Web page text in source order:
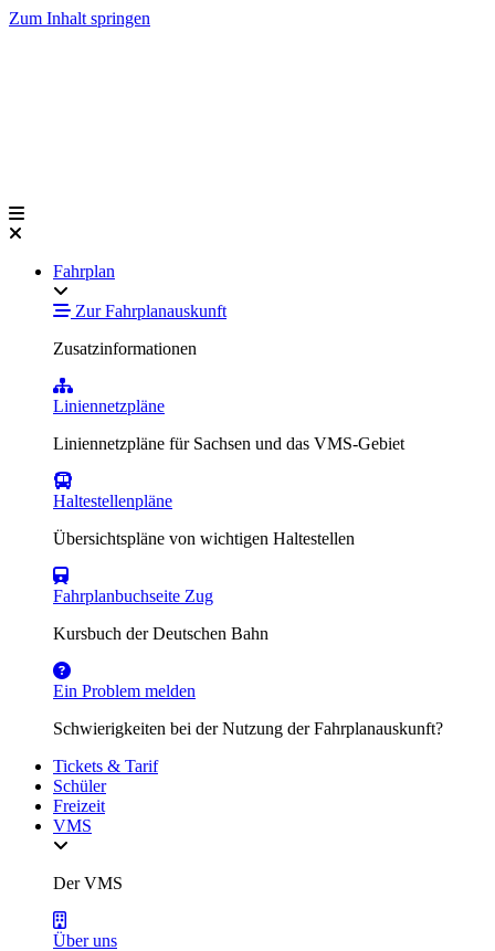
Zum Inhalt springen
Fahrplan
Zur Fahrplanauskunft
Zusatzinformationen
Liniennetzpläne
Liniennetzpläne für Sachsen und das VMS-Gebiet
Haltestellenpläne
Übersichtspläne von wichtigen Haltestellen
Fahrplanbuchseite Zug
Kursbuch der Deutschen Bahn
Ein Problem melden
Schwierigkeiten bei der Nutzung der Fahrplanauskunft?
Tickets & Tarif
Schüler
Freizeit
VMS
Der VMS
Über uns